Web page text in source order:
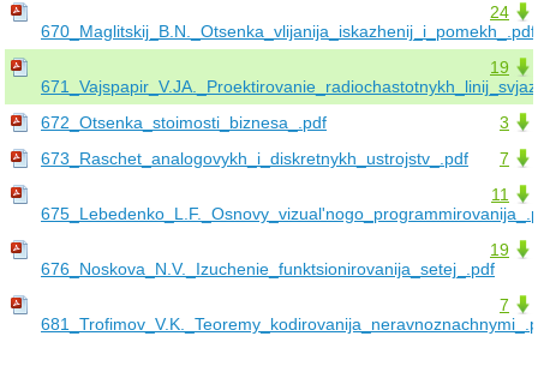
24
670_Maglitskij_B.N._Otsenka_vlijanija_iskazhenij_i_pomekh_.pdf
19
3
672_Otsenka_stoimosti_biznesa_.pdf
7
673_Raschet_analogovykh_i_diskretnykh_ustrojstv_.pdf
11
19
676_Noskova_N.V._Izuchenie_funktsionirovanija_setej_.pdf
7